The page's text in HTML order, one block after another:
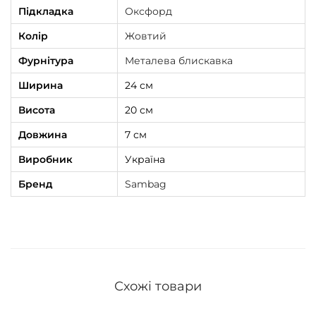
Підкладка
Оксфорд
Колір
Жовтий
Фурнітура
Металева блискавка
Ширина
24 см
Висота
20 см
Довжина
7 см
Виробник
Україна
Бренд
Sambag
Схожі товари